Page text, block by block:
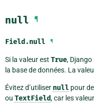
null ¶
Field.null ¶
Si la valeur est True, Django
la base de données. La
Évitez d’utiliser null pour
ou TextField, car les